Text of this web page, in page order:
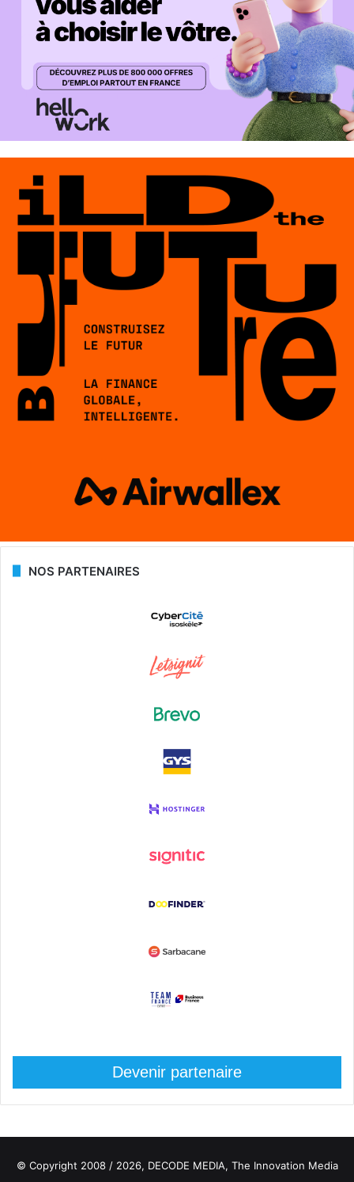
NOS PARTENAIRES
Devenir partenaire
© Copyright 2008 / 2026, DECODE MEDIA, The Innovation Media